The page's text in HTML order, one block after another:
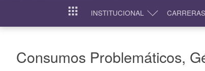
INICIO INSTITUCIONAL CARRERAS
Consumos Problemáticos,